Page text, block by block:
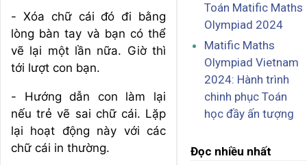
- Xóa chữ cái đó đi bằng
lòng bàn tay và bạn có thể
vẽ lại một lần nữa. Giờ thì
tới lượt con bạn.
- Hướng dẫn con làm lại
nếu trẻ vẽ sai chữ cái. Lặp
lại hoạt động này với các
chữ cái in thường.
Toán Matific Maths
Olympiad 2024
Matific Maths
Olympiad Vietnam
2024: Hành trình
chinh phục Toán
học đầy ấn tượng
Đọc nhiều nhất